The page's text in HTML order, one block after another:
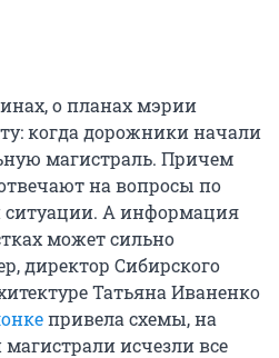
о планах мэрии
когда дорожники начали
магистраль. Причем
на вопросы по
А информация
может сильно
директор Сибирского
Татьяна Иваненко
привела схемы, на
исчезли все